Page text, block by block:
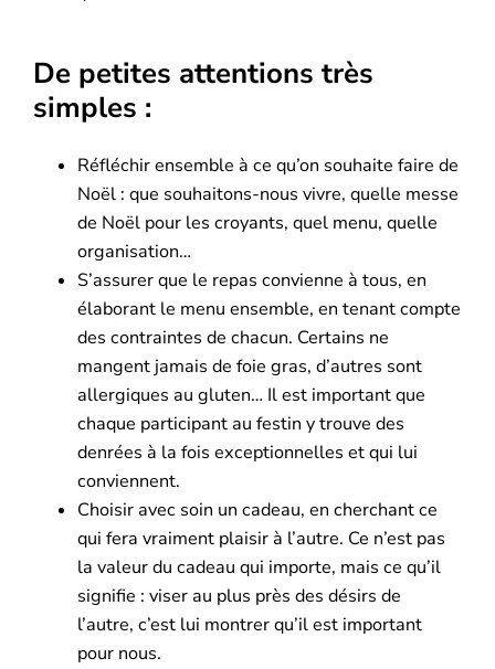
De petites attentions très
simples :
Réfléchir ensemble à ce qu’on souhaite faire de
Noël : que souhaitons-nous vivre, quelle messe
de Noël pour les croyants, quel menu, quelle
organisation…
S’assurer que le repas convienne à tous, en
élaborant le menu ensemble, en tenant compte
des contraintes de chacun. Certains ne
mangent jamais de foie gras, d’autres sont
allergiques au gluten… Il est important que
chaque participant au festin y trouve des
denrées à la fois exceptionnelles et qui lui
conviennent.
Choisir avec soin un cadeau, en cherchant ce
qui fera vraiment plaisir à l’autre. Ce n’est pas
la valeur du cadeau qui importe, mais ce qu’il
signifie : viser au plus près des désirs de
l’autre, c’est lui montrer qu’il est important
pour nous.